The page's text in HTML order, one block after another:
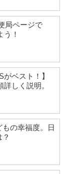
局ページで
！
ベスト！】
しく説明。
もの幸福度。日